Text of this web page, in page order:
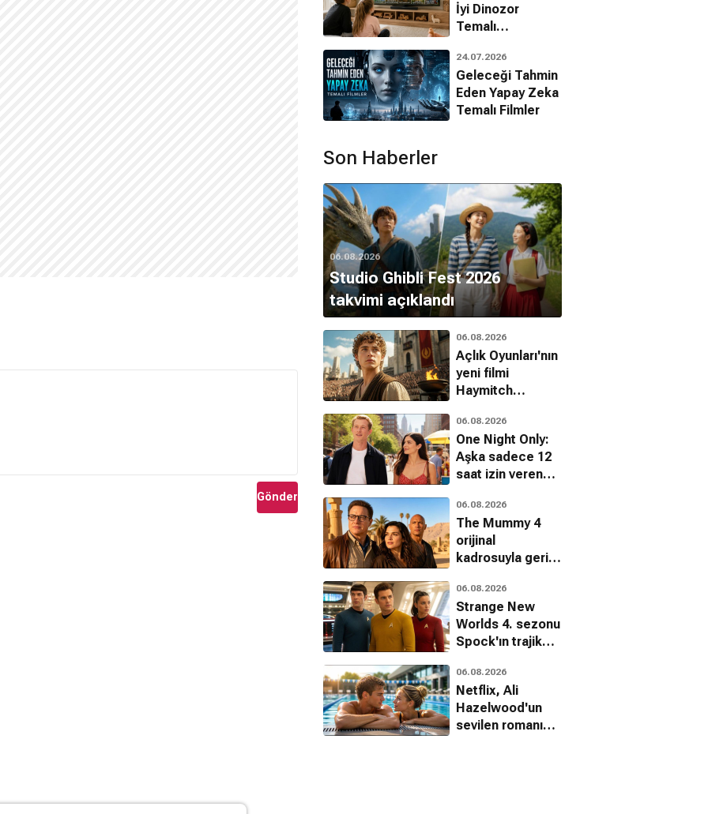
Gönder
İyi Dinozor
Temalı
Filmleri
24.07.2026
Geleceği Tahmin
Eden Yapay Zeka
Temalı Filmler
Son Haberler
06.08.2026
Studio Ghibli Fest 2026
takvimi açıklandı
06.08.2026
Açlık Oyunları'nın
yeni filmi
Haymitch
geçmişini
anlatacak
06.08.2026
One Night Only:
Aşka sadece 12
saat izin veren
romantik komedi
06.08.2026
The Mummy 4
orijinal
kadrosuyla geri
06.08.2026
Strange New
Worlds 4. sezonu
Spock'ın trajik
tutuyor?
06.08.2026
Netflix, Ali
Hazelwood'un
sevilen romanı